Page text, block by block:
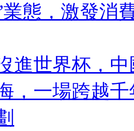
業態，激發消
進世界杯，
，一場跨越